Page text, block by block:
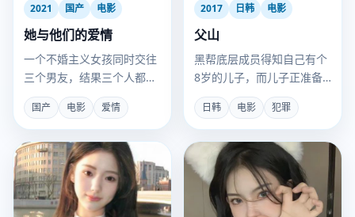
2021 国产 电影
她与他们的爱情
一个不婚主义女孩同时交往
三个男友，结果三个人都知
道了彼此的存在。
国产 电影 爱情
2017 日韩 电影
父山
黑帮底层成员得知自己有个
8岁的儿子，而儿子正准备
被另一个犯罪组织培养成杀
手。
日韩 电影 犯罪